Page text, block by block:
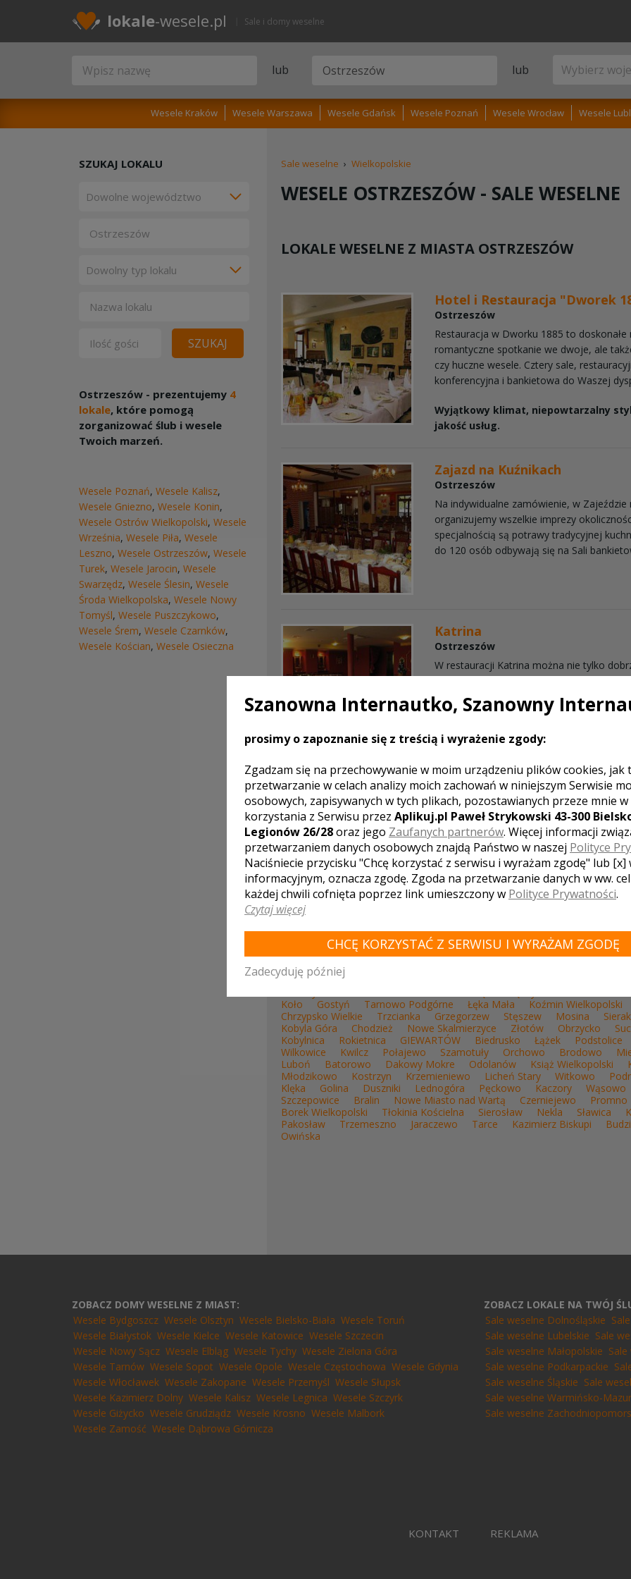
lokale-wesele.pl Sale i domy weselne
lub lub
Wesele Kraków Wesele Warszawa Wesele Gdańsk Wesele Poznań Wesele Wrocław Wesele
Sale weselne › Wielkopolskie
WESELE OSTRZESZÓW - SALE WESELNE
LOKALE WESELNE Z MIASTA OSTRZESZÓW
Hotel i Restauracja "Dworek
Ostrzeszów
Restauracja w Dworku 1885 to doskonałe
romantyczne spotkanie we dwoje, ale
czy huczne wesele. Cztery sale,
konferencyjna i bankietowa do Waszej
Wyjątkowy klimat, niepowtarzalny
jakość usług.
Zajazd na Kuźnikach
Ostrzeszów
Na indywidualne zamówienie, w Zajeździe
organizujemy wszelkie imprezy
specjalnością są potrawy tradycyjnej
do 120 osób odbywają się na Sali
Katrina
Ostrzeszów
W restauracji Katrina można nie tylko
również i wspaniale się bawić na imprezie
przykład z okazji ślubu. Możemy
wesele na 120 ...
Restauracja Zacisze
Ostrzeszów
W restauracji Zacisze mogą Państwo
smacznymi daniami kuchni polskiej,
różnorodność. Menu weselne zawsze
wyobrażeń klienta. Wasi goście wyjdą z
WOJEWÓDZTWO WIELKOPOLSKIE - ZOBACZ
Koło
Gostyń Tarnowo Podgórne Łęka Mała Koźmin Wielkopolski
Chrzypsko Wielkie
Trzcianka Grzegorzew Stęszew Mosina
Kobyla Góra
Chodzież Nowe Skalmierzyce Złotów Obrzycko
Kobylnica
Rokietnica GIEWARTÓW Biedrusko Łążek Podstolice
Wilkowice
Kwilcz Połajewo Szamotuły Orchowo Brodowo
Luboń
Batorowo Dakowy Mokre Odolanów Książ Wielkopolski
Młodzikowo
Kostrzyn Krzemieniewo Licheń Stary Witkowo
Klęka
Golina Duszniki Lednogóra Pęckowo Kaczory Wąsowo
Szczepowice
Bralin Nowe Miasto nad Wartą Czerniejewo Promno
Borek Wielkopolski
Tłokinia Kościelna Sierosław Nekla Sławica
Pakosław
Trzemeszno Jaraczewo Tarce Kazimierz Biskupi
Owińska
SZUKAJ LOKALU
SZUKAJ
Ostrzeszów - prezentujemy 4
lokale, które pomogą
zorganizować ślub i wesele
Twoich marzeń.
Wesele Poznań, Wesele Kalisz,
Wesele Gniezno, Wesele Konin,
Wesele Ostrów Wielkopolski, Wesele
Września, Wesele Piła, Wesele
Leszno, Wesele Ostrzeszów, Wesele
Turek, Wesele Jarocin, Wesele
Swarzędz, Wesele Ślesin, Wesele
Środa Wielkopolska, Wesele Nowy
Tomyśl, Wesele Puszczykowo,
Wesele Śrem, Wesele Czarnków,
Wesele Kościan, Wesele Osieczna
ZOBACZ DOMY WESELNE Z MIAST:
Wesele Bydgoszcz Wesele Olsztyn Wesele Bielsko-Biała Wesele Toruń
Wesele Białystok Wesele Kielce Wesele Katowice Wesele Szczecin
Wesele Nowy Sącz Wesele Elbląg Wesele Tychy Wesele Zielona Góra
Wesele Tarnów Wesele Sopot Wesele Opole Wesele Częstochowa Wesele Gdynia
Wesele Włocławek Wesele Zakopane Wesele Przemyśl Wesele Słupsk
Wesele Kazimierz Dolny Wesele Kalisz Wesele Legnica Wesele Szczyrk
Wesele Giżycko Wesele Grudziądz Wesele Krosno Wesele Malbork
Wesele Zamość Wesele Dąbrowa Górnicza
ZOBACZ LOKALE NA TWÓJ
Sale weselne Dolnośląskie
Sale weselne Lubelskie Sale
Sale weselne Małopolskie
Sale weselne Podkarpackie
Sale weselne Śląskie Sale
Sale weselne Warmińsko-
Sale weselne
KONTAKT REKLAMA
Szanowna Internautko, Szanowny
prosimy o zapoznanie się z treścią i wyrażenie zgody:
Zgadzam się na przechowywanie w moim urządzeniu plików cookies, jak
przetwarzanie w celach analizy moich zachowań w niniejszym Serwisie
osobowych, zapisywanych w tych plikach, pozostawianych przeze mnie w
korzystania z Serwisu przez Aplikuj.pl Paweł Strykowski 43-300
Legionów 26/28oraz jego Zaufanych partnerów. Więcej informacji
przetwarzaniem danych osobowych znajdą Państwo w naszej Polityce
Naciśniecie przycisku "Chcę korzystać z serwisu i wyrażam zgodę" lub [x]
informacyjnym, oznacza zgodę. Zgoda na przetwarzanie danych w ww.
każdej chwili cofnięta poprzez link umieszczony w Polityce Prywatności.
Czytaj więcej
CHCĘ KORZYSTAĆ Z SERWISU I WYRAŻAM ZGODĘ
Zadecyduję później